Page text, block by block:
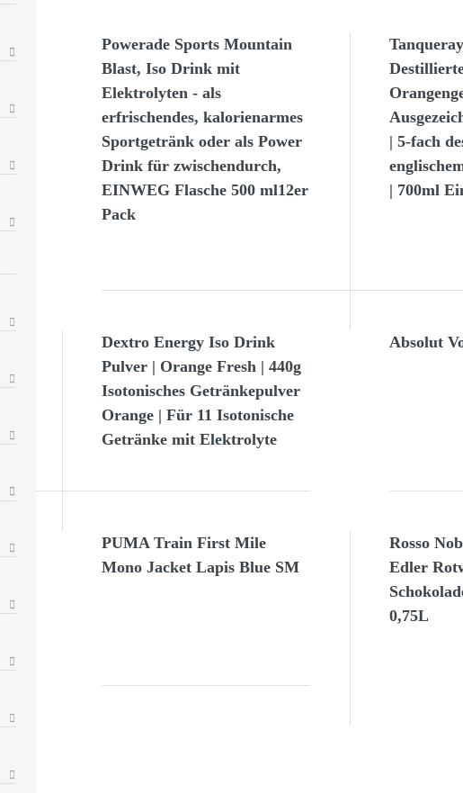
Powerade Sports Mountain
Blast, Iso Drink mit
Elektrolyten - als
erfrischendes, kalorienarmes
Sportgetränk oder als Power
Drink für zwischendurch,
EINWEG Flasche 500 ml12er
Pack
| 5-fach
| 700ml
Dextro Energy Iso Drink
Pulver | Orange Fresh | 440g
Isotonisches Getränkepulver
Orange | Für 11 Isotonische
Getränke mit Elektrolyte
Absolut
PUMA Train First Mile
Mono Jacket Lapis Blue SM
Rosso
Edler
0,75L